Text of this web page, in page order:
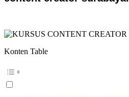
Konten Table